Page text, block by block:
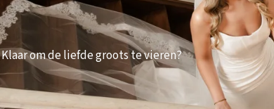
Klaar om de liefde groots te vieren?